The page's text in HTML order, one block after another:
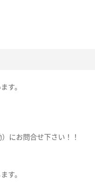
す。
にお問合せ下さい！！
す。